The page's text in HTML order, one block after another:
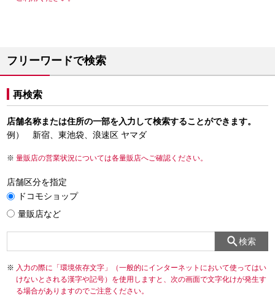
フリーワードで検索
再検索
店舗名称または住所の一部を入力して検索することができます。
例） 新宿、東池袋、浪速区 ヤマダ
量販店の営業状況については各量販店へご確認ください。
店舗区分を指定
ドコモショップ
量販店など
検索
入力の際に「環境依存文字」（一般的にインターネットにおいて使ってはい
けないとされる漢字や記号）を使用しますと、次の画面で文字化けが発生す
る場合がありますのでご注意ください。